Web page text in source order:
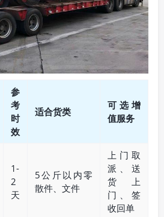
参
考
时
效
适合货类
可选增
值服务
1-
2
天
5公斤以内零
散件、文件
上门取
派、送
货上
门、签
收回单